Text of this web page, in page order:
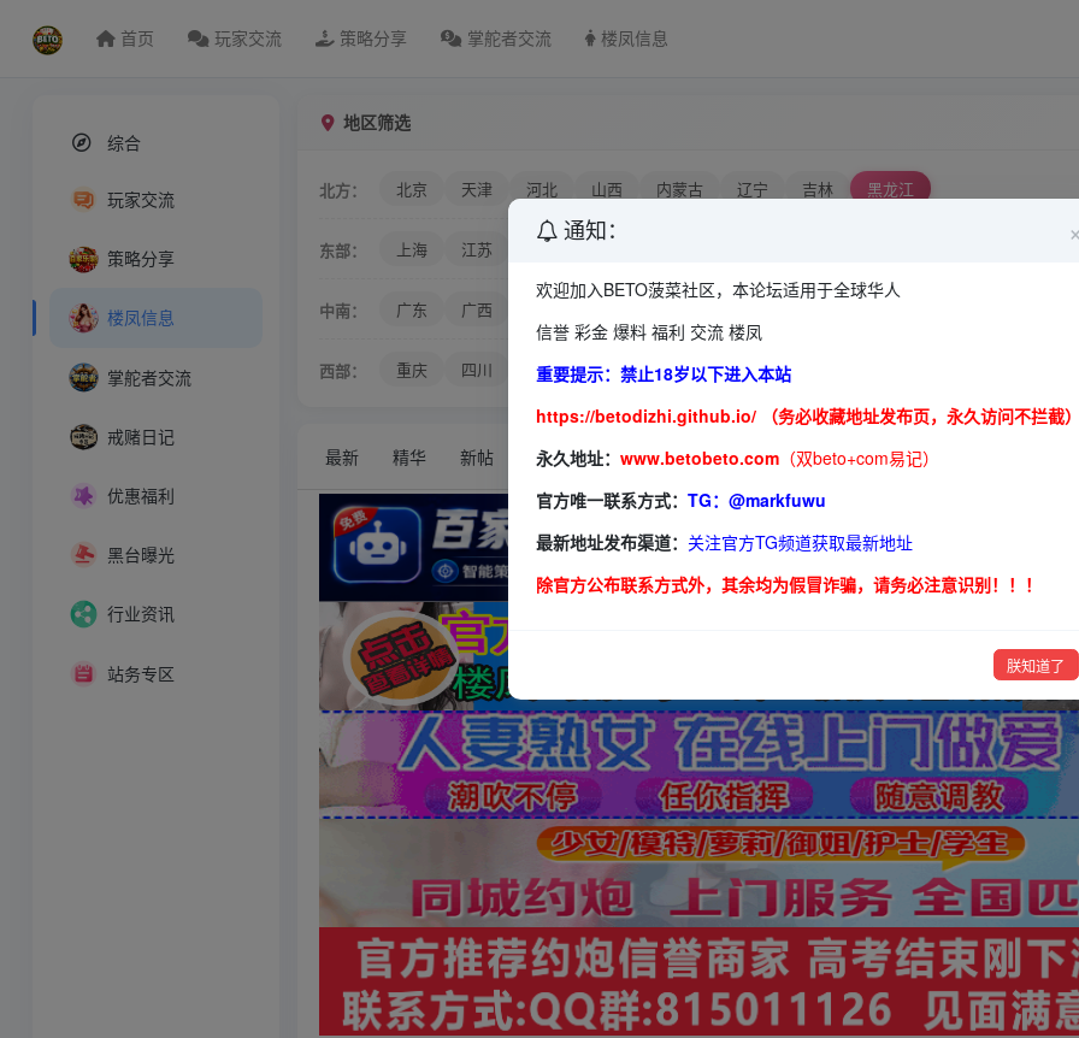
首页 玩家交流 策略分享 掌舵者交流 楼凤信息
综合
玩家交流
策略分享
楼凤信息
掌舵者交流
戒赌日记
优惠福利
黑台曝光
行业资讯
站务专区
地区筛选
北方： 北京 天津 河北 山西 内蒙古 辽宁 吉林 黑龙江
东部： 上海 江苏 浙江 安徽
中南： 广东 广西
西部： 重庆 四川 贵州 云南 西藏 陕西 甘肃
最新 精华 新帖
通知： ×
欢迎加入BETO菠菜社区，本论坛适用于全球华人
信誉 彩金 爆料 福利 交流 楼凤
重要提示：禁止18岁以下进入本站
https://betodizhi.github.io/ （务必收藏地址发布页，永久访问不拦截）
永久地址： www.betobeto.com（双beto+com易记）
官方唯一联系方式： TG：@markfuwu
最新地址发布渠道： 关注官方TG频道获取最新地址
除官方公布联系方式外，其余均为假冒诈骗，请务必注意识别！！！
朕知道了